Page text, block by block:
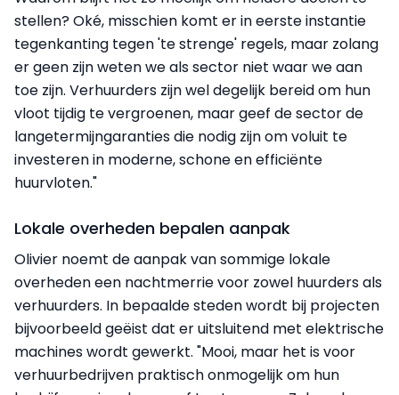
stellen? Oké, misschien komt er in eerste instantie
tegenkanting tegen 'te strenge' regels, maar zolang
er geen zijn weten we als sector niet waar we aan
toe zijn. Verhuurders zijn wel degelijk bereid om hun
vloot tijdig te vergroenen, maar geef de sector de
langetermijngaranties die nodig zijn om voluit te
investeren in moderne, schone en efficiënte
huurvloten."
Lokale overheden bepalen aanpak
Olivier noemt de aanpak van sommige lokale
overheden een nachtmerrie voor zowel huurders als
verhuurders. In bepaalde steden wordt bij projecten
bijvoorbeeld geëist dat er uitsluitend met elektrische
machines wordt gewerkt. "Mooi, maar het is voor
verhuurbedrijven praktisch onmogelijk om hun